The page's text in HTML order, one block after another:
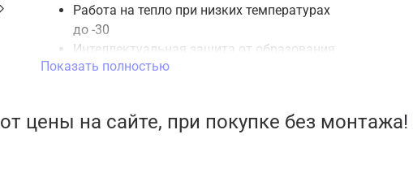
Работа на тепло при низких температурах
до -30
Интеллектуальная защита от образования
наледи
Ионизатор
Показать полностью
от цены на сайте, при покупке без монтажа!